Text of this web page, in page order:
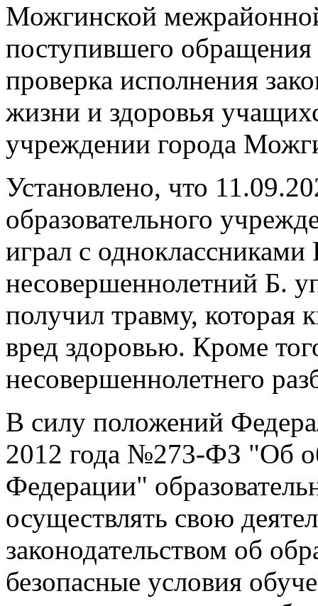
Можгинской
поступившего обращения
проверка исполнения
жизни и здоровья
учреждении города
Установлено, что
образовательного
играл с
несовершеннолетний Б.
получил травму, которая
вред здоровью. Кроме
несовершеннолетнего
В силу положений
2012 года №273-ФЗ "Об
Федерации"
осуществлять свою
законодательством об
безопасные условия